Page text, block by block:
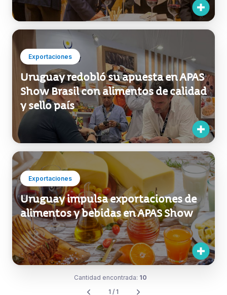
Exportaciones
Uruguay redobló su apuesta en APAS
Show Brasil con alimentos de calidad
y sello país
Exportaciones
Uruguay impulsa exportaciones de
alimentos y bebidas en APAS Show
Cantidad encontrada:10
1 / 1